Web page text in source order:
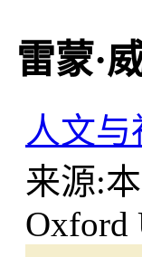
雷蒙·
人文与
来源:
Oxford